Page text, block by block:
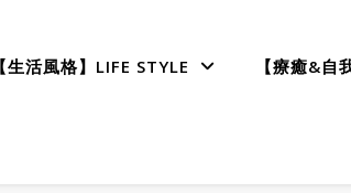
【生活風格】LIFE STYLE 【療癒&